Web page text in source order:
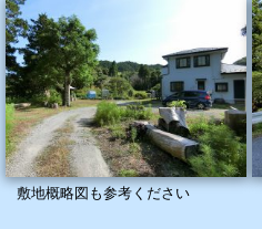
敷地概略図も参考ください